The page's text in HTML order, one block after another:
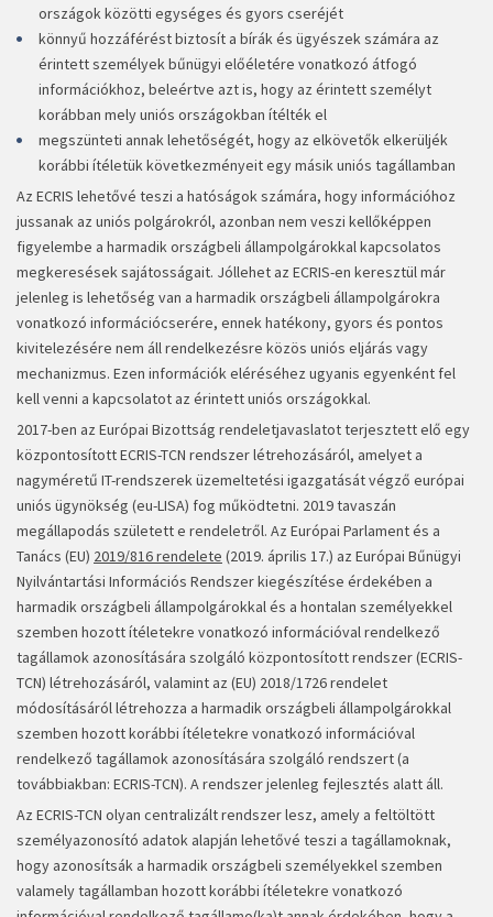
országok közötti egységes és gyors cseréjét
könnyű hozzáférést biztosít a bírák és ügyészek számára az
érintett személyek bűnügyi előéletére vonatkozó átfogó
információkhoz, beleértve azt is, hogy az érintett személyt
korábban mely uniós országokban ítélték el
megszünteti annak lehetőségét, hogy az elkövetők elkerüljék
korábbi ítéletük következményeit egy másik uniós tagállamban
Az ECRIS lehetővé teszi a hatóságok számára, hogy információhoz
jussanak az uniós polgárokról, azonban nem veszi kellőképpen
figyelembe a harmadik országbeli állampolgárokkal kapcsolatos
megkeresések sajátosságait. Jóllehet az ECRIS-en keresztül már
jelenleg is lehetőség van a harmadik országbeli állampolgárokra
vonatkozó információcserére, ennek hatékony, gyors és pontos
kivitelezésére nem áll rendelkezésre közös uniós eljárás vagy
mechanizmus. Ezen információk eléréséhez ugyanis egyenként fel
kell venni a kapcsolatot az érintett uniós országokkal.
2017-ben az Európai Bizottság rendeletjavaslatot terjesztett elő egy
központosított ECRIS-TCN rendszer létrehozásáról, amelyet a
nagyméretű IT-rendszerek üzemeltetési igazgatását végző európai
uniós ügynökség (eu-LISA) fog működtetni. 2019 tavaszán
megállapodás született e rendeletről. Az Európai Parlament és a
Tanács (EU) 2019/816 rendelete (2019. április 17.) az Európai Bűnügyi
Nyilvántartási Információs Rendszer kiegészítése érdekében a
harmadik országbeli állampolgárokkal és a hontalan személyekkel
szemben hozott ítéletekre vonatkozó információval rendelkező
tagállamok azonosítására szolgáló központosított rendszer (ECRIS-
TCN) létrehozásáról, valamint az (EU) 2018/1726 rendelet
módosításáról létrehozza a harmadik országbeli állampolgárokkal
szemben hozott korábbi ítéletekre vonatkozó információval
rendelkező tagállamok azonosítására szolgáló rendszert (a
továbbiakban: ECRIS-TCN). A rendszer jelenleg fejlesztés alatt áll.
Az ECRIS-TCN olyan centralizált rendszer lesz, amely a feltöltött
személyazonosító adatok alapján lehetővé teszi a tagállamoknak,
hogy azonosítsák a harmadik országbeli személyekkel szemben
valamely tagállamban hozott korábbi ítéletekre vonatkozó